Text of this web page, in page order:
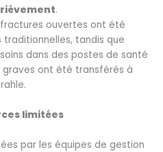
.
ouvertes ont été
tandis que
dans des postes de santé
graves ont été transférés à
limitées
par les équipes de gestion